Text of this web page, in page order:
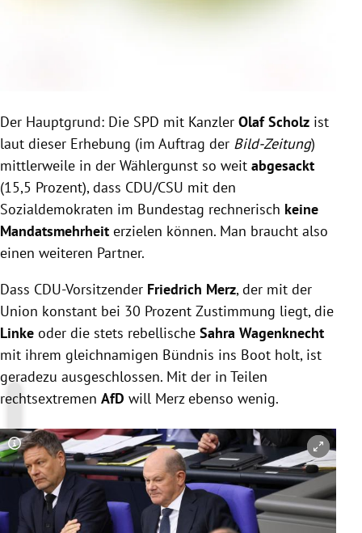
Der Hauptgrund: Die SPD mit Kanzler Olaf Scholz ist
laut dieser Erhebung (im Auftrag der Bild-Zeitung)
mittlerweile in der Wählergunst so weit abgesackt
(15,5 Prozent), dass CDU/CSU mit den
Sozialdemokraten im Bundestag rechnerisch keine
Mandatsmehrheit erzielen können. Man braucht also
einen weiteren Partner.
Dass CDU-Vorsitzender Friedrich Merz, der mit der
Union konstant bei 30 Prozent Zustimmung liegt, die
Linke oder die stets rebellische Sahra Wagenknecht
mit ihrem gleichnamigen Bündnis ins Boot holt, ist
geradezu ausgeschlossen. Mit der in Teilen
rechtsextremen AfD will Merz ebenso wenig.
Copyright-Hinweis öffnen/schließen